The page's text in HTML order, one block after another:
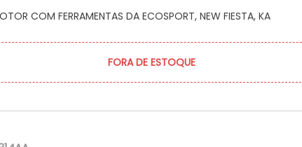
COM FERRAMENTAS DA ECOSPORT, NEW FIESTA, KA
FORA DE ESTOQUE